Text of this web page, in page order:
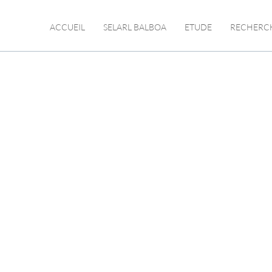
ACCUEIL SELARL BALBOA ETUDE